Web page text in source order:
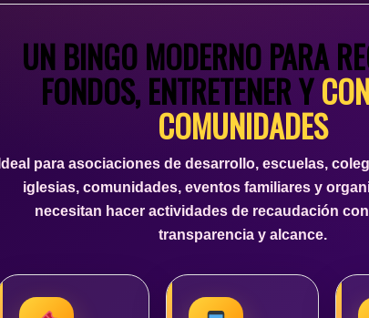
UN BINGO MODERNO PARA
FONDOS, ENTRETENER Y
COMUNIDADES
Ideal para asociaciones de desarrollo, escuelas,
iglesias, comunidades, eventos familiares y
necesitan hacer actividades de recaudación
transparencia y alcance.